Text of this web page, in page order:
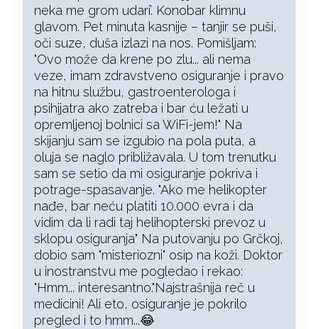
neka me grom udari’. Konobar klimnu
glavom. Pet minuta kasnije – tanjir se puši,
oči suze, duša izlazi na nos. Pomišljam:
"Ovo može da krene po zlu... ali nema
veze, imam zdravstveno osiguranje i pravo
na hitnu službu, gastroenterologa i
psihijatra ako zatreba i bar ću ležati u
opremljenoj bolnici sa WiFi-jem!" Na
skijanju sam se izgubio na pola puta, a
oluja se naglo približavala. U tom trenutku
sam se setio da mi osiguranje pokriva i
potrage-spasavanje. "Ako me helikopter
nađe, bar neću platiti 10.000 evra i da
vidim da li radi taj helihopterski prevoz u
sklopu osiguranja" Na putovanju po Grčkoj,
dobio sam "misteriozni" osip na koži. Doktor
u inostranstvu me pogledao i rekao:
"Hmm... interesantno."Najstrašnija reč u
medicini! Ali eto, osiguranje je pokrilo
pregled i to hmm...😂